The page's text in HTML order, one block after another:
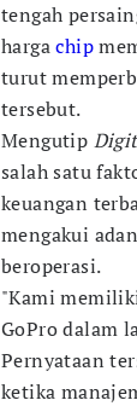
tengah
hargachip
turut
tersebut.
Mengutip
salah satu
keuangan
mengakui
beroperasi.
"Kami
GoPro dalam
Pernyataan
ketika